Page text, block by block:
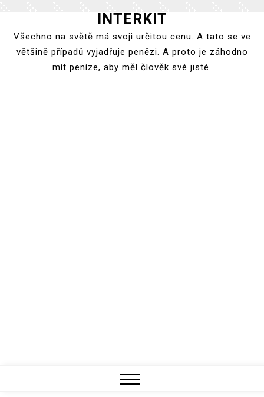
content
INTERKIT
Všechno na světě má svoji určitou cenu. A tato se ve
většině případů vyjadřuje penězi. A proto je záhodno
mít peníze, aby měl člověk své jisté.